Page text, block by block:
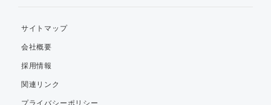
サイトマップ
会社概要
採用情報
関連リンク
プライバシーポリシー